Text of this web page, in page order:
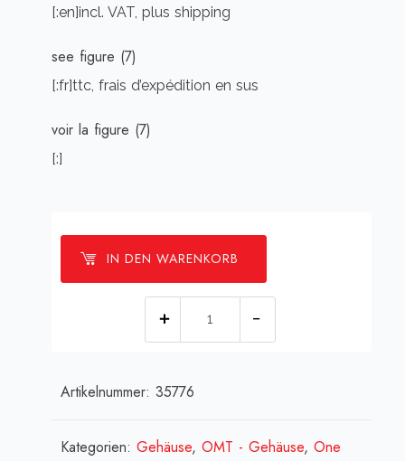
[:en]incl. VAT, plus shipping
see figure (7)
[:fr]ttc, frais d’expédition en sus
voir la figure (7)
[:]
IN DEN WARENKORB
+
(UL),
Artikelnummer:35776
Kategorien:Gehäuse,OMT - Gehäuse,One